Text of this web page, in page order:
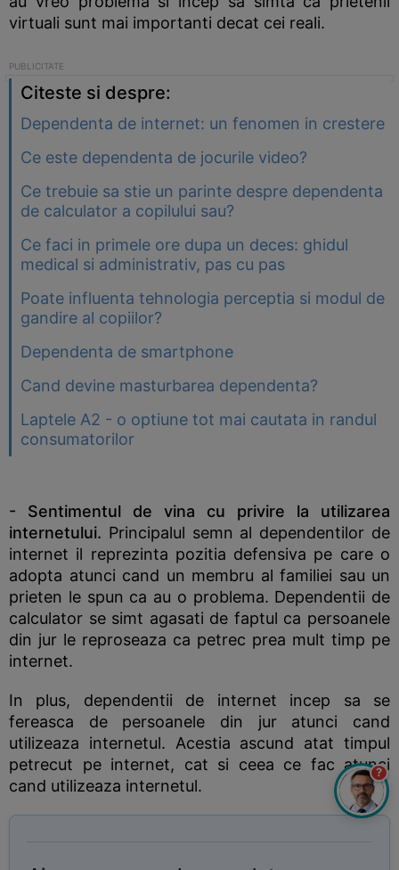
virtuali sunt mai importanti decat cei reali.
Citeste si despre:
Dependenta de internet: un fenomen in crestere
Ce este dependenta de jocurile video?
Ce trebuie sa stie un parinte despre dependenta
de calculator a copilului sau?
Ce faci in primele ore dupa un deces: ghidul
medical si administrativ, pas cu pas
Poate influenta tehnologia perceptia si modul de
gandire al copiilor?
Dependenta de smartphone
Cand devine masturbarea dependenta?
Laptele A2 - o optiune tot mai cautata in randul
consumatorilor
- Sentimentul de vina cu privire la utilizarea
internetului. Principalul semn al dependentilor de
internet il reprezinta pozitia defensiva pe care o
adopta atunci cand un membru al familiei sau un
prieten le spun ca au o problema. Dependentii de
calculator se simt agasati de faptul ca persoanele
din jur le reproseaza ca petrec prea mult timp pe
internet.
In plus, dependentii de internet incep sa se
fereasca de persoanele din jur atunci cand
utilizeaza internetul. Acestia ascund atat timpul
petrecut pe internet, cat si ceea ce fac atunci
cand utilizeaza internetul.
?